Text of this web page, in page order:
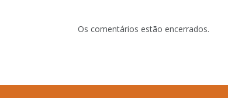
Os comentários estão encerrados.